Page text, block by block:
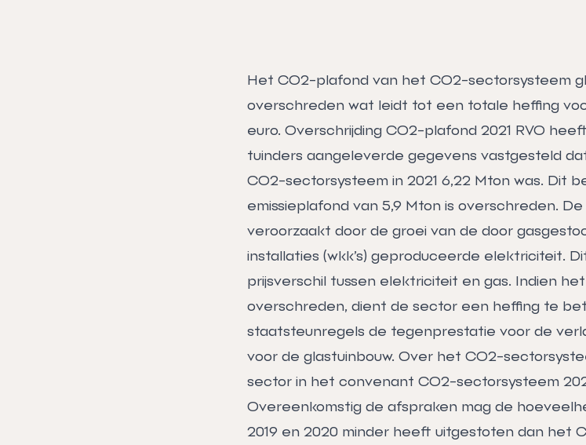
Het CO2-plafond van het CO2-sectorsysteem
overschreden wat leidt tot een totale heffing
euro. Overschrijding CO2-plafond 2021 RVO
tuinders aangeleverde gegevens vastgesteld
CO2-sectorsysteem in 2021 6,22 Mton was. Dit
emissieplafond van 5,9 Mton is overschreden.
veroorzaakt door de groei van de door
installaties (wkk’s) geproduceerde elektriciteit.
prijsverschil tussen elektriciteit en gas. Indien
overschreden, dient de sector een heffing te
staatsteunregels de tegenprestatie voor de
voor de glastuinbouw. Over het CO2-
sector in het convenant CO2-sectorsysteem
Overeenkomstig de afspraken mag de
2019 en 2020 minder heeft uitgestoten dan het